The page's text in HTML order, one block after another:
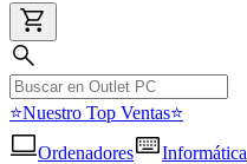
⭐Nuestro Top Ventas⭐
Ordenadores
Informática